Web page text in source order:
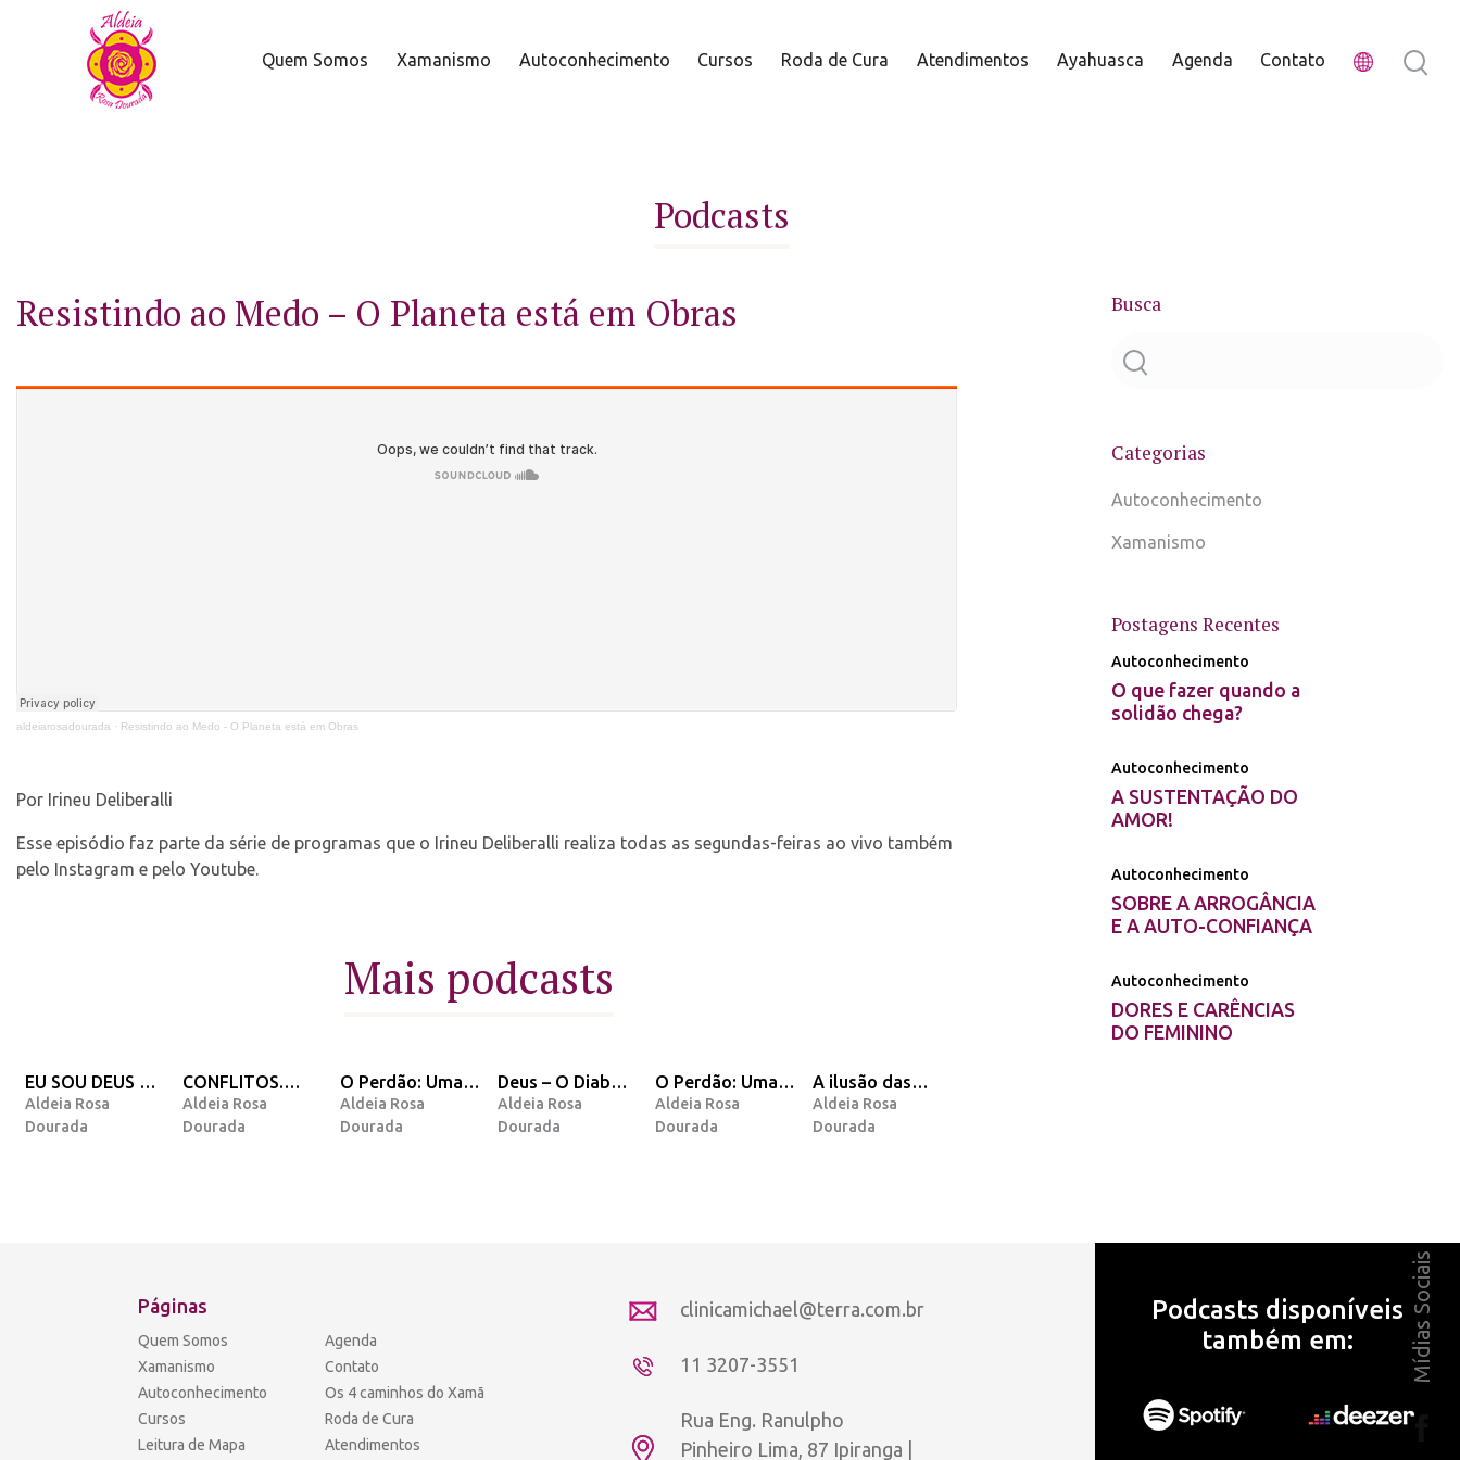
Mídias Sociais
Quem Somos Xamanismo Autoconhecimento Cursos Roda de Cura Atendimentos Ayahuasca Agenda Contato
Podcasts
Resistindo ao Medo – O Planeta está em Obras
aldeiarosadourada · Resistindo ao Medo - O Planeta está em Obras
Por Irineu Deliberalli
Esse episódio faz parte da série de programas que o Irineu Deliberalli realiza todas as segundas-feiras ao vivo também
pelo Instagram e pelo Youtube.
Mais podcasts
EU SOU DEUS EM
MIM
Aldeia Rosa
Dourada
CONFLITOS.
Porque eles
existem nossa
Aldeia Rosa
Dourada
O Perdão: Uma
opinião e
Mensagem do
Aldeia Rosa
Dourada
Deus – O Diabo –
O Homem – A
Lenda
Aldeia Rosa
Dourada
O Perdão: Uma
opinião e
Mensagem do
Aldeia Rosa
Dourada
A ilusão das
nossas dores
Aldeia Rosa
Dourada
Busca
Categorias
Autoconhecimento
Xamanismo
Postagens Recentes
Autoconhecimento
O que fazer quando a
solidão chega?
Autoconhecimento
A SUSTENTAÇÃO DO
AMOR!
Autoconhecimento
SOBRE A ARROGÂNCIA
E A AUTO-CONFIANÇA
Autoconhecimento
DORES E CARÊNCIAS
DO FEMININO
Páginas
Quem Somos
Agenda
Xamanismo
Contato
Autoconhecimento
Os 4 caminhos do Xamã
Cursos
Roda de Cura
Leitura de Mapa
Atendimentos
clinicamichael@terra.com.br
11 3207-3551
Rua Eng. Ranulpho
Pinheiro Lima, 87 Ipiranga |
Podcasts disponíveis
também em: